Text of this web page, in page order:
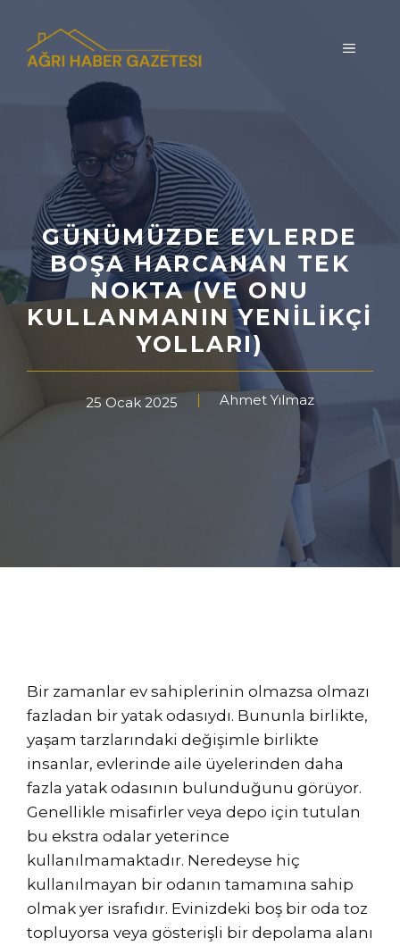
MENÜ
GÜNÜMÜZDE EVLERDE
BOŞA HARCANAN TEK
NOKTA (VE ONU
KULLANMANIN YENILIKÇI
YOLLARI)
25 Ocak 2025 Ahmet Yılmaz
Bir zamanlar ev sahiplerinin olmazsa olmazı
fazladan bir yatak odasıydı. Bununla birlikte,
yaşam tarzlarındaki değişimle birlikte
insanlar, evlerinde aile üyelerinden daha
fazla yatak odasının bulunduğunu görüyor.
Genellikle misafirler veya depo için tutulan
bu ekstra odalar yeterince
kullanılmamaktadır. Neredeyse hiç
kullanılmayan bir odanın tamamına sahip
olmak yer israfıdır. Evinizdeki boş bir oda toz
topluyorsa veya gösterişli bir depolama alanı